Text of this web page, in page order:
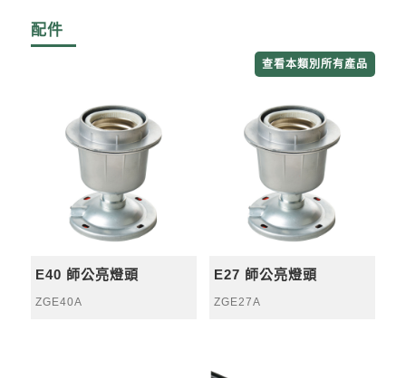
配件
查看本類別所有產品
E40 師公亮燈頭
ZGE40A
E27 師公亮燈頭
ZGE27A